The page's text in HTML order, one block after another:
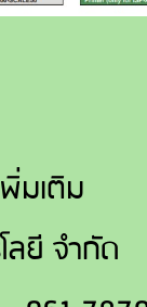
มเติม
ลยี จำกัด